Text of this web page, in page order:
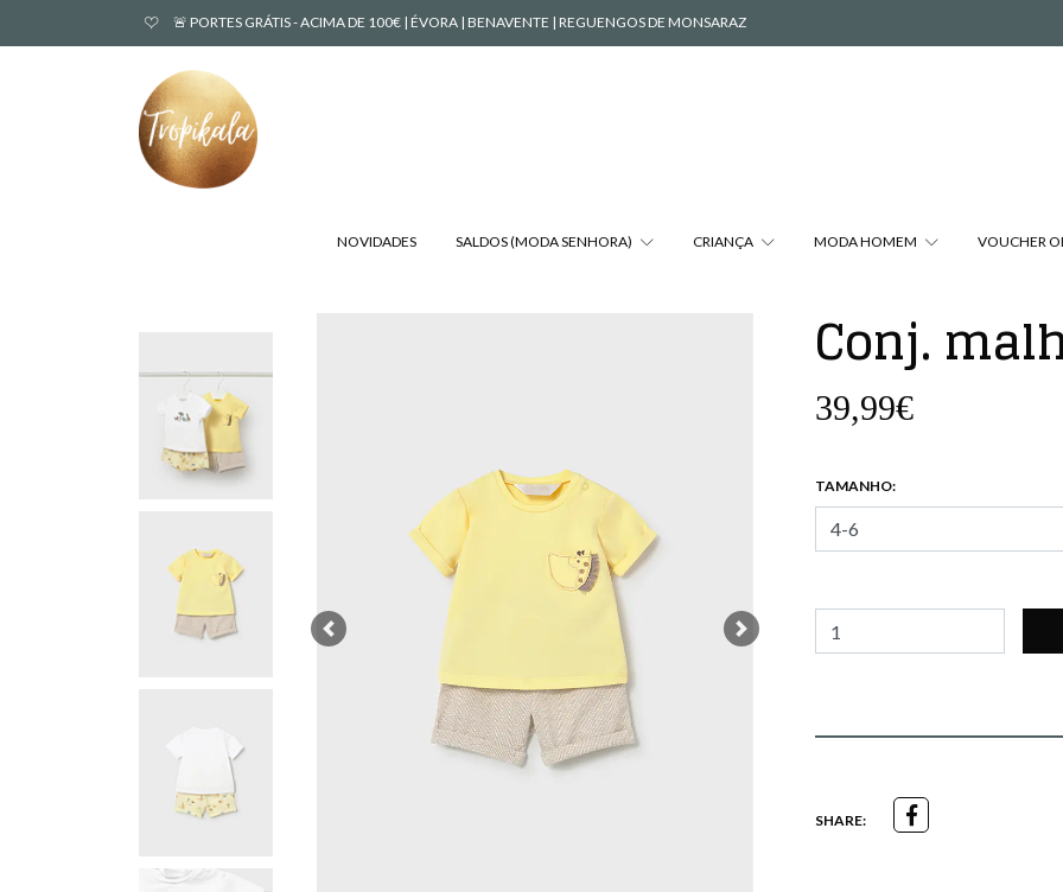
🚨 PORTES GRÁTIS - ACIMA DE 100€ | ÉVORA | BENAVENTE | REGUENGOS DE MONSARAZ
NOVIDADES SALDOS (MODA SENHORA) CRIANÇA MODA HOMEM VOUCHER
Previous Next
Conj.
39,99€
TAMANHO:
SHARE: